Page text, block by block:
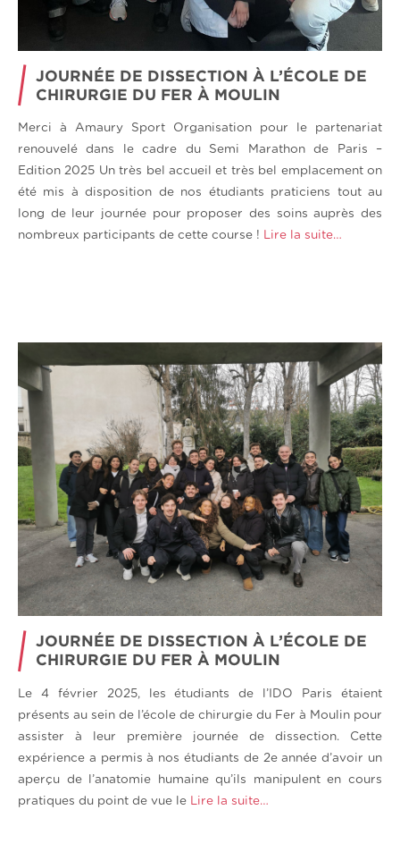
JOURNÉE DE DISSECTION À L’ÉCOLE DE
CHIRURGIE DU FER À MOULIN
Merci à Amaury Sport Organisation pour le partenariat
renouvelé dans le cadre du Semi Marathon de Paris –
Edition 2025 Un très bel accueil et très bel emplacement on
été mis à disposition de nos étudiants praticiens tout au
long de leur journée pour proposer des soins auprès des
nombreux participants de cette course ! Lire la suite…
JOURNÉE DE DISSECTION À L’ÉCOLE DE
CHIRURGIE DU FER À MOULIN
Le 4 février 2025, les étudiants de l’IDO Paris étaient
présents au sein de l’école de chirurgie du Fer à Moulin pour
assister à leur première journée de dissection. Cette
expérience a permis à nos étudiants de 2e année d’avoir un
aperçu de l’anatomie humaine qu’ils manipulent en cours
pratiques du point de vue le Lire la suite…